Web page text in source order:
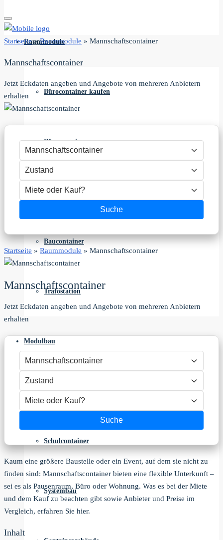
Raummodule
Bürocontainer kaufen
Bürocontainer
Sanitärcontainer
Baucontainer
Trafostation
Modulbau
Modulbauweise
Schulcontainer
Systembau
Startseite»Raummodule » Mannschaftscontainer
Mannschaftscontainer
Jetzt Eckdaten angeben und Angebote von mehreren Anbietern
erhalten
Suche
Startseite » Raummodule » Mannschaftscontainer
Mannschaftscontainer
Jetzt Eckdaten angeben und Angebote von mehreren Anbietern
erhalten
Suche
Kaum eine größere Baustelle oder ein Event, auf dem sie nicht zu
finden sind: Mannschaftscontainer bieten eine flexible Unterkunft –
sei es als Pausenraum, Büro oder Wohnung. Was es bei der Miete
und dem Kauf zu beachten gibt sowie Anbieter und Preise im
Vergleich, erfahren Sie hier.
Inhalt